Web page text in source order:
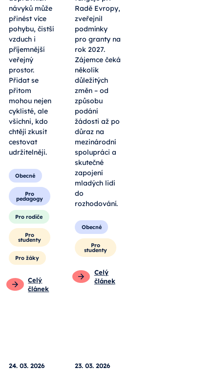
změna
dopravních
návyků může
přinést více
pohybu, čistší
vzduch i
příjemnější
veřejný
prostor.
Přidat se
přitom
mohou nejen
cyklisté, ale
všichni, kdo
chtějí zkusit
udržitelněji.
Obecné
Pro
pedagogy
Pro rodiče
Pro
studenty
EYF), který
funguje při
Radě Evropy,
zveřejnil
podmínky
pro granty na
rok 2027.
Zájemce čeká
několik
důležitých
změn – od
způsobu
podání
žádosti až po
důraz na
mezinárodní
spolupráci a
skutečné
zapojení
mladých lidí
rozhodování.
Obecné